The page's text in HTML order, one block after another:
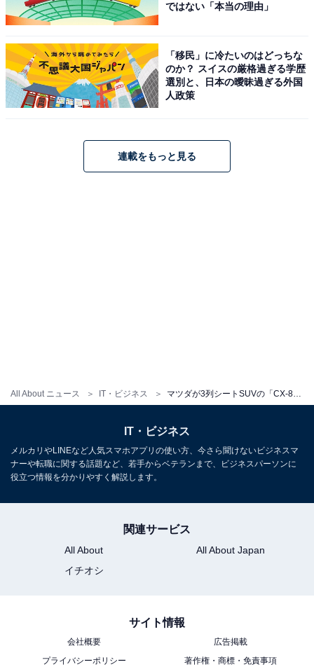
All About ニュース IT・ビジネス
すでに昨年12月から生産を開始している北米向けのマツダCX-9。ホイール
ベースは日本向けのCX-8と同値だが、全長や全幅はCX-9よりも小さくなっ
また、マツダの規模で数多くの車種を抱えるのも得策で
ではない「本当の理由」
「移民」に冷たいのはどっちな
のか？ スイスの厳格過ぎる学歴
選別と、日本の曖昧過ぎる外国
人政策
連載をもっと見る
IT・ビジネス
メルカリやLINEなど人気スマホアプリの使い方、今さら聞けないビジネスマ
ナーや転職に関する話題など、若手からベテランまで、ビジネスパーソンに
役立つ情報を分かりやすく解説します。
関連サービス
All About
All About Japan
イチオシ
サイト情報
会社概要
広告掲載
プライバシーポリシー
著作権・商標・免責事項